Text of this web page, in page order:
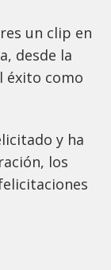
un clip en
desde la
éxito como
y ha
los